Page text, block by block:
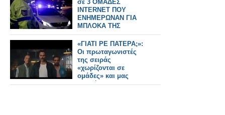
σε 3 ΟΜΑΔΕΣ
INTERNET ΠΟΥ
ΕΝΗΜΕΡΩΝΑΝ ΓΙΑ
ΜΠΛΟΚΑ ΤΗΣ
ΤΡΟΧΑΙΑΣ - 2
ΣΥΛΛΗΨΕΙΣ ΝΕΑΡΩΝ
«ΓΙΑΤΙ ΡΕ ΠΑΤΕΡΑ;»:
Οι πρωταγωνιστές
της σειράς
«χωρίζονται σε
ομάδες» και μας
συστήνονται...